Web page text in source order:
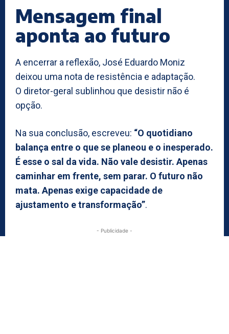
Mensagem final
aponta ao futuro
A encerrar a reflexão, José Eduardo Moniz
deixou uma nota de resistência e adaptação.
O diretor-geral sublinhou que desistir não é
opção.
Na sua conclusão, escreveu: “O quotidiano
balança entre o que se planeou e o inesperado.
É esse o sal da vida. Não vale desistir. Apenas
caminhar em frente, sem parar. O futuro não
mata. Apenas exige capacidade de
ajustamento e transformação”.
- Publicidade -